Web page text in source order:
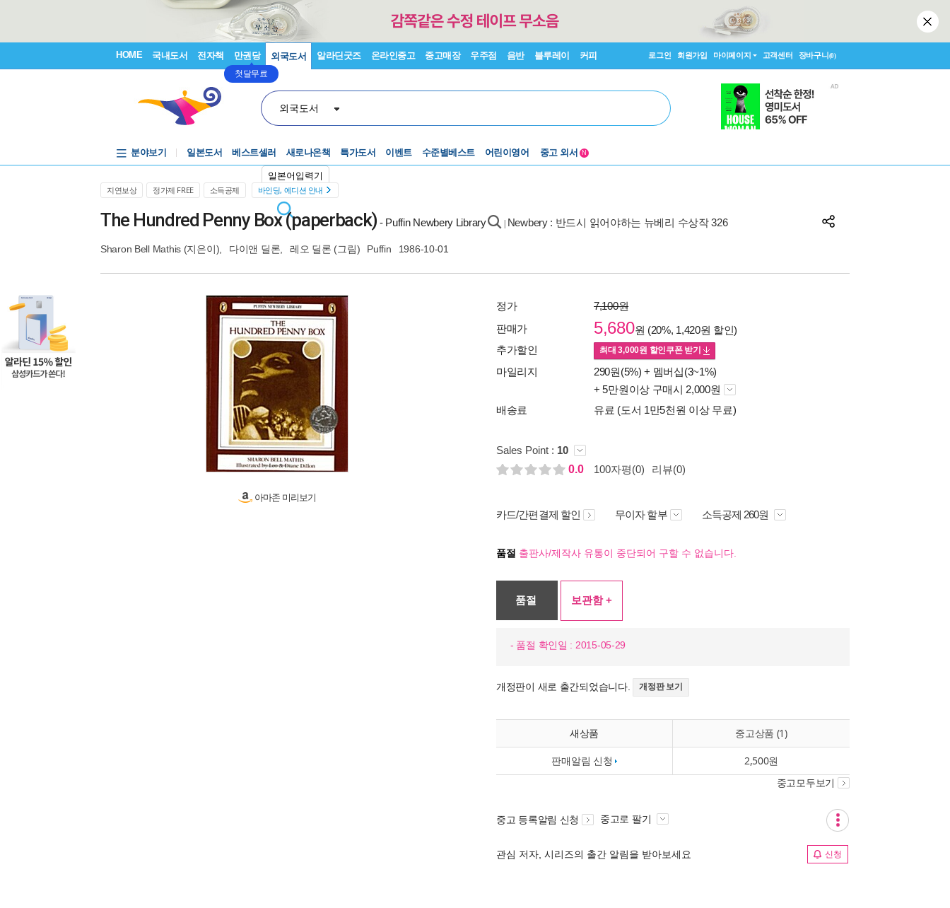
HOME 국내도서 전자책 만권당
첫달무료
외국도서 알라딘굿즈 온라인중고 중고매장 우주점 음반 블루레이 커피 로그인 회원가입 마이페이지 고객센터 장바구니(0)
외국도서
일본어입력기
분야보기 일본도서 베스트셀러 새로나온책 특가도서 이벤트
수준별베스트
어린이영어
중고 외서
N
지연보상 정가제 FREE 소득공제 바인딩, 에디션 안내
The Hundred Penny Box (paperback) - Puffin Newbery Library Newbery : 반드시 읽어야하는 뉴베리 수상작 326
Sharon Bell Mathis(지은이), 다이앤 딜론 레오 딜론 (그림) Puffin 1986-10-01
아마존 미리보기
정가
7,100원
판매가
5,680원 (20%, 1,420원 할인)
추가할인
최대3,000원 할인쿠폰 받기
마일리지 290원(5%) + 멤버십(3~1%)
+ 5만원이상 구매시 2,000원
배송료
유료 (도서 1만5천원 이상 무료)
Sales Point : 10
0.0
100자평(0) 리뷰(0)
카드/간편결제 할인 무이자 할부 소득공제 260원
품절 출판사/제작사 유통이 중단되어 구할 수 없습니다.
품절 보관함 +
- 품절 확인일 : 2015-05-29
개정판이 새로 출간되었습니다. 개정판 보기
새상품 중고상품 (1)
판매알림 신청 2,500원
중고모두보기
중고 등록알림 신청 중고로 팔기
관심 저자, 시리즈의 출간 알림을 받아보세요 신청